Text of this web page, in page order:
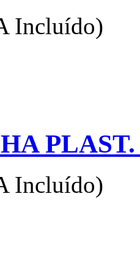
Incluído)
Incluído)